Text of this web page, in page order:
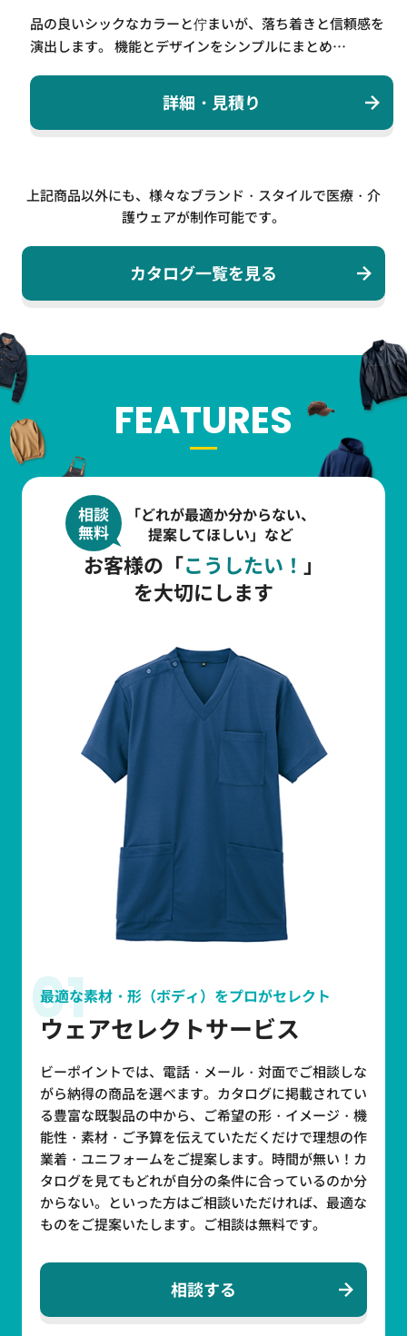
品の良いシックなカラーと佇まいが、落ち着きと信頼感を
演出します。 機能とデザインをシンプルにまとめ…
詳細・見積り
上記商品以外にも、様々なブランド・スタイルで医療・介
護ウェアが制作可能です。
カタログ一覧を見る
FEATURES
相談
無料
「どれが最適か分からない、
提案してほしい」など
お客様の「こうしたい！ 」
を大切にします
01
最適な素材・形（ボディ）をプロがセレクト
ウェアセレクトサービス
ビーポイントでは、電話・メール・対面でご相談しな
がら納得の商品を選べます。カタログに掲載されてい
る豊富な既製品の中から、ご希望の形・イメージ・機
能性・素材・ご予算を伝えていただくだけで理想の作
業着・ユニフォームをご提案します。時間が無い！カ
タログを見てもどれが自分の条件に合っているのか分
からない。といった方はご相談いただければ、最適な
ものをご提案いたします。ご相談は無料です。
相談する